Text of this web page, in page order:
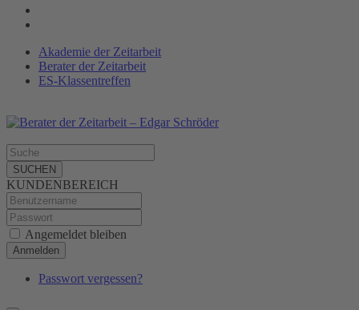
Akademie der Zeitarbeit
Berater der Zeitarbeit
ES-Klassentreffen
SUCHEN
KUNDENBEREICH
Angemeldet bleiben
Anmelden
Passwort vergessen?